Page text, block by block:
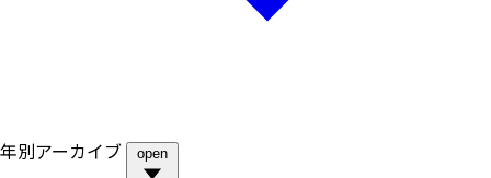
年別アーカイブ open